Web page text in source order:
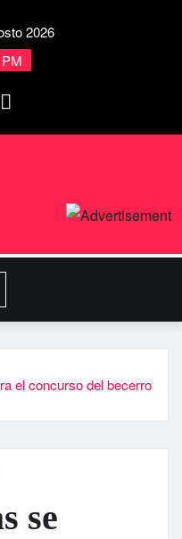
2026
el concurso del becerro
se